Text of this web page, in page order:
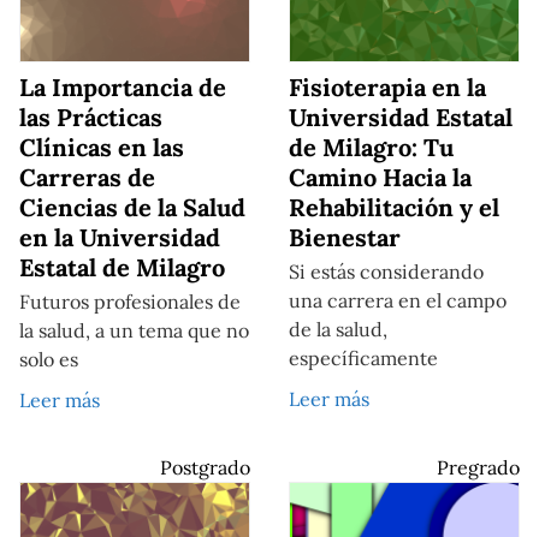
La Importancia de
las Prácticas
Clínicas en las
Carreras de
Ciencias de la Salud
en la Universidad
Estatal de Milagro
Futuros profesionales de
la salud, a un tema que no
solo es
Leer más
Fisioterapia en la
Universidad Estatal
de Milagro: Tu
Camino Hacia la
Rehabilitación y el
Bienestar
Si estás considerando
una carrera en el campo
de la salud,
específicamente
Leer más
Postgrado Pregrado